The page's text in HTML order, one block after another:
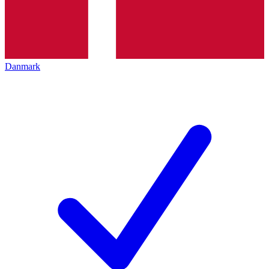
Danmark